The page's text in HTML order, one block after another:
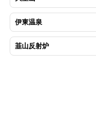
伊東温泉
韮山反射炉